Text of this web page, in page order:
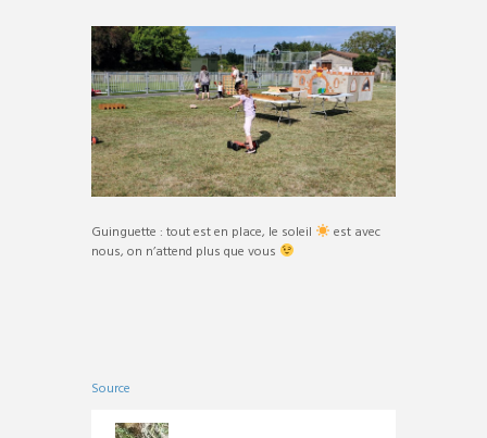
Guinguette : tout est en place, le soleil
est avec
nous, on n’attend plus que vous
Source